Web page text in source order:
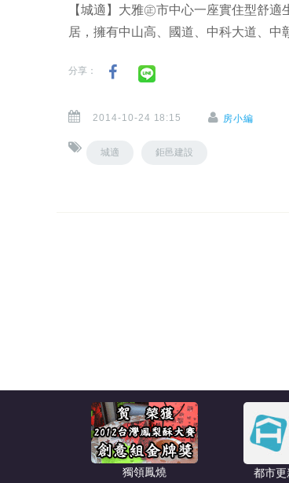
【城適】大雅㊣市中心一座實住型舒
居，擁有中山高、國道、中科大道、中
分享：
2014-10-24 18:15 房小編
城適 鉅邑建設
獨領鳳燒 都市更